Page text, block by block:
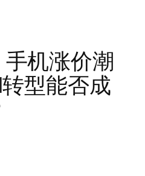
机涨价潮
型能否成